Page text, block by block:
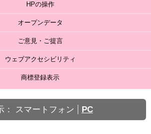
HPの操作
オープンデータ
ご意見・ご提言
ウェブアクセシビリティ
商標登録表示
： スマートフォン PC